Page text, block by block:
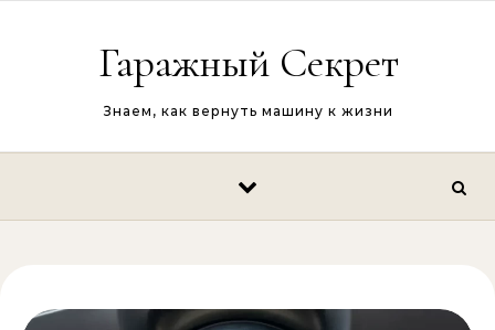
Гаражный Секрет
Знаем, как вернуть машину к жизни